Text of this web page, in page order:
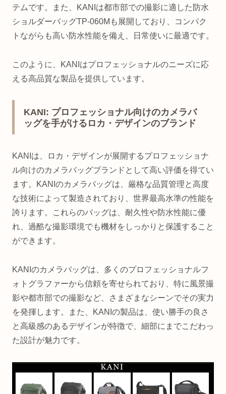
テムです。また、KANIは都市部での撮影に適した防水
ショルダーバッグTP-060Mも展開しており、コンパク
トながらも高い防水性能を備え、日常使いに最適です。
このように、KANIはプロフェッショナルのニーズに応
える高品質な製品を提供しています。
KANI: プロフェッショナル向けのカメラバ
ッグを手がけるロカ・デザインのブランド
KANIは、ロカ・デザインが展開するプロフェッショナ
ル向けのカメラバッグブランドとして高い評価を得てい
ます。KANIのカメラバッグは、厳格な品質管理と高度
な技術によって製造されており、世界最高水準の性能を
誇ります。これらのバッグは、耐久性や防水性能に優
れ、過酷な撮影環境でも機材をしっかりと保護すること
ができます。
KANIのカメラバッグは、多くのプロフェッショナルフ
ォトグラファーから信頼を寄せられており、特に風景撮
影や都市部での撮影など、さまざまなシーンでその実力
を発揮します。また、KANIの製品は、使い勝手の良さ
と高級感のあるデザインが特徴で、細部にまでこだわっ
た設計が魅力です。